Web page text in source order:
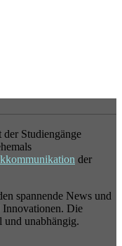
der Studiengänge
der
spannende News und
Innovationen. Die
und unabhängig.